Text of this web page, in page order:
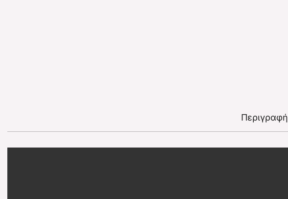
Περιγραφή